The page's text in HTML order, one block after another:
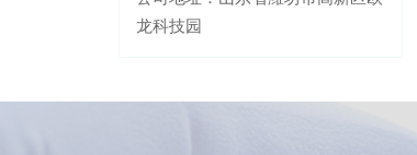
龙科技园